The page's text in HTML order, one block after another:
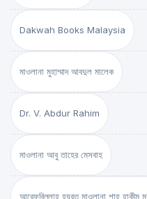
Dakwah Books Malaysia
মাওলানা মুহাম্মাদ আবদুল মালেক
Dr. V. Abdur Rahim
মাওলানা আবু তাহের মেসবাহ
আরেফবিল্লাহ হযরত মাওলানা শাহ্ হাকীম